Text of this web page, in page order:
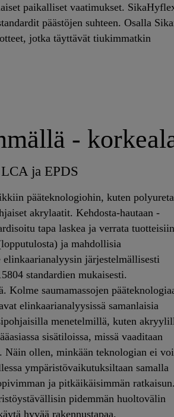
paikalliset vaatimukset.
päästöjen suhteen. Osalla
jotka täyttävät tiukimmatkin
-
ja EPDS
pääteknologiohin, kuten
akrylaatit. Kehdosta-hautaan -
tapa laskea ja verrata
ja mahdollisia
järjestelmällisesti
standardien mukaisesti.
saumamassojen
elinkaarianalyysissä samanlaisia
menetelmillä, kuten
sisätiloissa, missä vaaditaan
Näin ollen, minkään teknologian ei
ympäristövaikutuksiltaan samalla
ja pitkäikäisimmän ratkaisun.
pidemmän huoltovälin
hyvää rakennustapaa.